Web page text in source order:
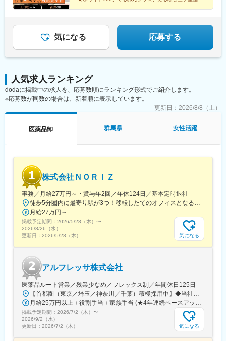
字宮ノ東41-29※詳細は「会社概要」欄HPから
駅(地下鉄)、久米田駅、ケーブル八幡宮山上駅、田村駅、唐崎駅、
出雲市駅、高野駅、西富井駅、周防下郷駅、櫛ケ浜駅、府中駅(徳
島県)、北久米駅、北宇和島駅、伏石駅、下曽根駅、高城駅、杵築
気になる 応募する
人気求人ランキング
dodaに掲載中の求人を、応募数順にランキング形式でご紹介します。
※応募数が同数の場合は、新着順に表示しています。
更新日： 2026/8/8（土）
医薬品卸 群馬県 女性活躍
株式会社ＮＯＲＩＺ
事務／月給27万円～・賞与年2回／年休124日／基本定時退社
徒歩5分圏内に最寄り駅が3つ！移転したてのオフィスとなるため、新しくキレイなオフィスで働けます！★転勤なし東京都中央区銀座6-13-16 ヒューリック銀座ウォールビル3階新富町から徒歩3分※受動喫煙対策：屋内禁煙
月給27万円～
掲載予定期間： 2026/5/28（木） 〜
2026/8/26（水）
更新日： 2026/5/28（木） 気になる
アルフレッサ株式会社
医薬品ルート営業／残業少なめ／フレックス制／年間休日125日
【首都圏（東京／埼玉／神奈川／千葉）積極採用中】◆当社が展開する【北海道／関東／首都圏／中部／近畿／九州】の各事業所へご希望を考慮した上で配属となります。【北海道】北海道【関東】栃木／群馬／茨城／長野／山梨／新潟【首都圏】東京／埼玉／神奈川／千葉★積極採用エリア【中部】静岡／愛知／三重／岐阜【近畿】滋賀／兵庫／大阪／京都／奈良／和歌山【九州】福岡／長崎／熊本／大分／宮崎／鹿児島各事業所の詳細については、弊社HPよりご確認ください※「企業情報」→「拠点」よりご確認いただけます。屋内禁煙(※喫煙室あり※禁煙タイムあり※喫煙室での就労はありません)
月給25万円以上＋役割手当＋家族手当 (★4年連続ベースアップ実施！)※時間外手当別途支給※年齢、経験、能力を考慮の上、優遇します
掲載予定期間： 2026/7/2（木） 〜
2026/9/2（水）
更新日： 2026/7/2（木） 気になる